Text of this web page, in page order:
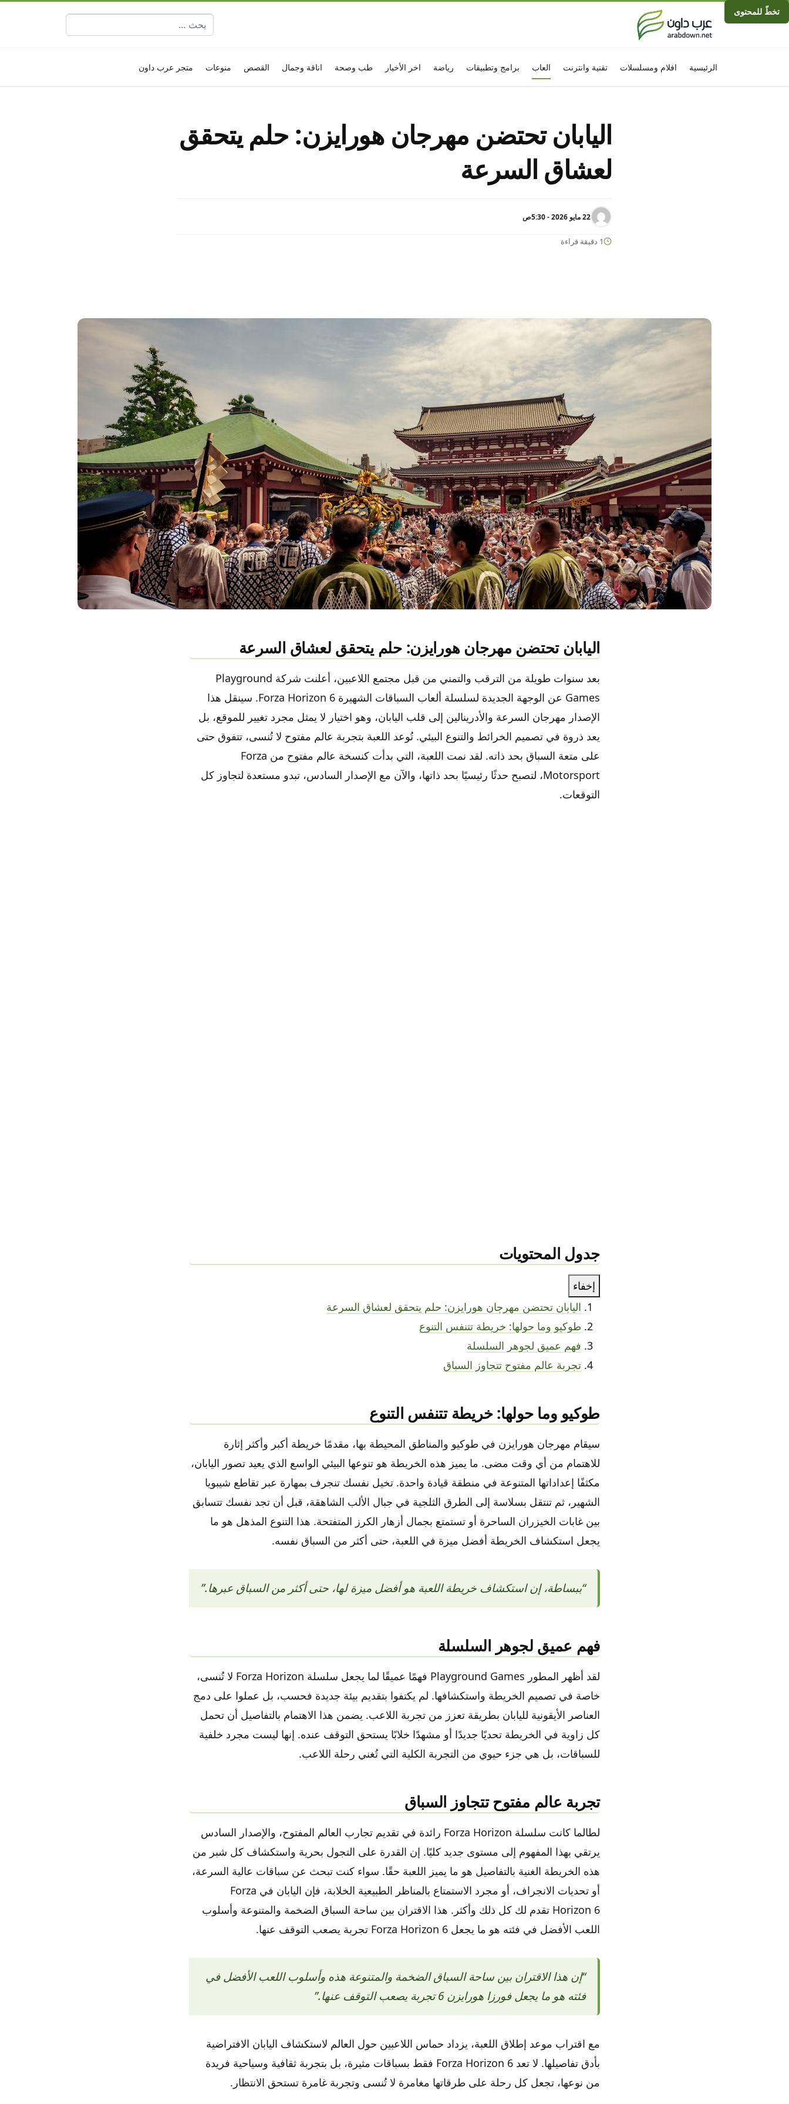
تخطّ للمحتوى
البحث عن:
الرئيسية افلام ومسلسلات تقنية وانترنت العاب برامج وتطبيقات رياضة اخر الأخبار طب وصحة اناقة وجمال القصص منوعات متجر عرب داون
اليابان تحتضن مهرجان هورايزن: حلم يتحقق
لعشاق السرعة
22 مايو 2026 - 5:30ص
1 دقيقة قراءة
اليابان تحتضن مهرجان هورايزن: حلم يتحقق لعشاق السرعة
بعد سنوات طويلة من الترقب والتمني من قبل مجتمع اللاعبين، أعلنت شركة Playground
Games عن الوجهة الجديدة لسلسلة ألعاب السباقات الشهيرة Forza Horizon 6. سينقل هذا
الإصدار مهرجان السرعة والأدرينالين إلى قلب اليابان، وهو اختيار لا يمثل مجرد تغيير للموقع، بل
يعد ذروة في تصميم الخرائط والتنوع البيئي. تُوعد اللعبة بتجربة عالم مفتوح لا تُنسى، تتفوق حتى
على متعة السباق بحد ذاته. لقد نمت اللعبة، التي بدأت كنسخة عالم مفتوح من Forza
Motorsport، لتصبح حدثًا رئيسيًا بحد ذاتها، والآن مع الإصدار السادس، تبدو مستعدة لتجاوز كل
التوقعات.
جدول المحتويات
إخفاء
اليابان تحتضن مهرجان هورايزن: حلم يتحقق لعشاق السرعة
طوكيو وما حولها: خريطة تتنفس التنوع
فهم عميق لجوهر السلسلة
تجربة عالم مفتوح تتجاوز السباق
طوكيو وما حولها: خريطة تتنفس التنوع
سيقام مهرجان هورايزن في طوكيو والمناطق المحيطة بها، مقدمًا خريطة أكبر وأكثر إثارة
للاهتمام من أي وقت مضى. ما يميز هذه الخريطة هو تنوعها البيئي الواسع الذي يعيد تصور اليابان،
مكثفًا إعداداتها المتنوعة في منطقة قيادة واحدة. تخيل نفسك تنجرف بمهارة عبر تقاطع شيبويا
الشهير، ثم تنتقل بسلاسة إلى الطرق الثلجية في جبال الألب الشاهقة، قبل أن تجد نفسك تتسابق
بين غابات الخيزران الساحرة أو تستمتع بجمال أزهار الكرز المتفتحة. هذا التنوع المذهل هو ما
يجعل استكشاف الخريطة أفضل ميزة في اللعبة، حتى أكثر من السباق نفسه.
“ببساطة، إن استكشاف خريطة اللعبة هو أفضل ميزة لها، حتى أكثر من السباق عبرها.”
فهم عميق لجوهر السلسلة
لقد أظهر المطور Playground Games فهمًا عميقًا لما يجعل سلسلة Forza Horizon لا تُنسى،
خاصة في تصميم الخريطة واستكشافها. لم يكتفوا بتقديم بيئة جديدة فحسب، بل عملوا على دمج
العناصر الأيقونية لليابان بطريقة تعزز من تجربة اللاعب. يضمن هذا الاهتمام بالتفاصيل أن تحمل
كل زاوية في الخريطة تحديًا جديدًا أو مشهدًا خلابًا يستحق التوقف عنده. إنها ليست مجرد خلفية
للسباقات، بل هي جزء حيوي من التجربة الكلية التي تُغني رحلة اللاعب.
تجربة عالم مفتوح تتجاوز السباق
لطالما كانت سلسلة Forza Horizon رائدة في تقديم تجارب العالم المفتوح، والإصدار السادس
يرتقي بهذا المفهوم إلى مستوى جديد كليًا. إن القدرة على التجول بحرية واستكشاف كل شبر من
هذه الخريطة الغنية بالتفاصيل هو ما يميز اللعبة حقًا. سواء كنت تبحث عن سباقات عالية السرعة،
أو تحديات الانجراف، أو مجرد الاستمتاع بالمناظر الطبيعية الخلابة، فإن اليابان في Forza
Horizon 6 تقدم لك كل ذلك وأكثر. هذا الاقتران بين ساحة السباق الضخمة والمتنوعة وأسلوب
اللعب الأفضل في فئته هو ما يجعل Forza Horizon 6 تجربة يصعب التوقف عنها.
“إن هذا الاقتران بين ساحة السباق الضخمة والمتنوعة هذه وأسلوب اللعب الأفضل في
فئته هو ما يجعل فورزا هورايزن 6 تجربة يصعب التوقف عنها.”
مع اقتراب موعد إطلاق اللعبة، يزداد حماس اللاعبين حول العالم لاستكشاف اليابان الافتراضية
بأدق تفاصيلها. لا تعد Forza Horizon 6 فقط بسباقات مثيرة، بل بتجربة ثقافية وسياحية فريدة
من نوعها، تجعل كل رحلة على طرقاتها مغامرة لا تُنسى وتجربة غامرة تستحق الانتظار.